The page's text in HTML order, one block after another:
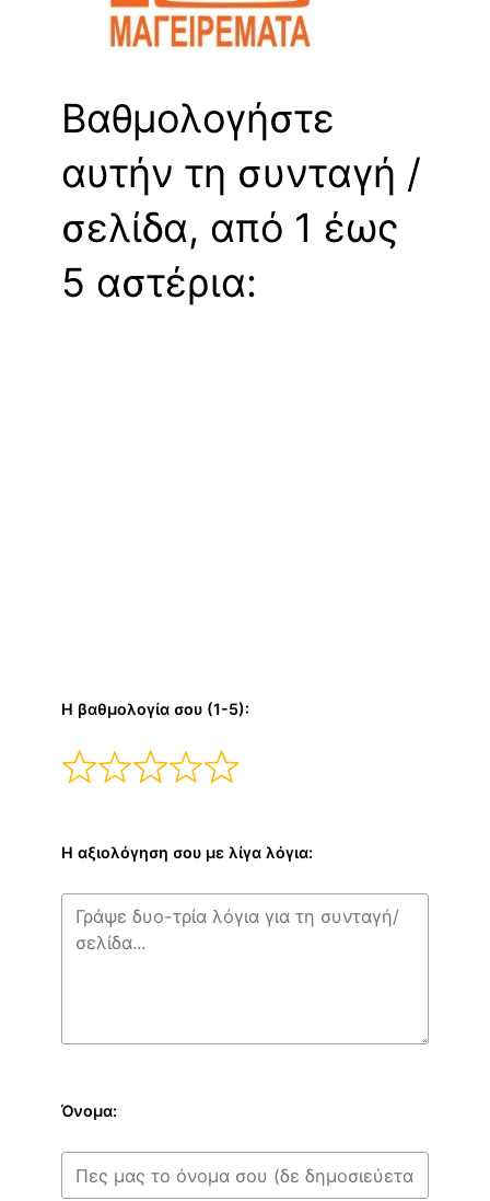
Βαθμολογήστε
αυτήν τη συνταγή /
σελίδα, από 1 έως
5 αστέρια:
Η βαθμολογία σου (1-5):
Η αξιολόγηση σου με λίγα λόγια:
Όνομα: